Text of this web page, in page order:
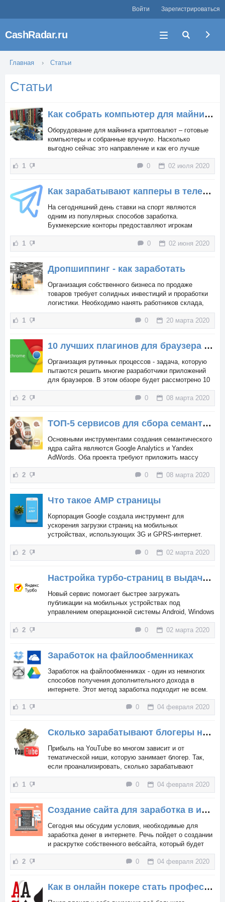
Войти Зарегистрироваться
CashRadar.ru
Главная Статьи
Статьи
Как собрать компьютер для майнинга криптовалюты
Оборудование для майнинга криптовалют – готовые
компьютеры и собранные вручную. Насколько
выгодно сейчас это направление и как его лучше
реализовать? О том, что такое биткоин и прочие
криптовалюты наслышаны многие, однако мало кто
понимает, откуда они вообще берутся и чем
1 0 02 июля 2020
Как зарабатывают капперы в телеграме?
На сегодняшний день ставки на спорт являются
одним из популярных способов заработка.
Букмекерские конторы предоставляют игрокам
лучшие коэффициенты и гарантированные выплаты,
правда, на заработки налагаются определенные
лимиты.
1 0 02 июня 2020
Дропшиппинг - как заработать
Организация собственного бизнеса по продаже
товаров требует солидных инвестиций и проработки
логистики. Необходимо нанять работников склада,
арендовать помещение, найти продавцов, купить
приборы учета, компьютерное оборудование.
1 0 20 марта 2020
10 лучших плагинов для браузера Chrome для SEO-специалистов
Организация рутинных процессов - задача, которую
пытаются решить многие разработчики приложений
для браузеров. В этом обзоре будет рассмотрено 10
лучших плагинов для Google Chrome, созданных для
вебмастеров и SEO-специалистов.
2 0 08 марта 2020
ТОП-5 сервисов для сбора семантического ядра
Основными инструментами создания семантического
ядра сайта являются Google Analytics и Yandex
AdWords. Оба проекта требуют приложить массу
усилий для поиска и анализа ключевых фраз.
2
0 08 марта 2020
Что такое AMP страницы
Корпорация Google создала инструмент для
ускорения загрузки страниц на мобильных
устройствах, использующих 3G и GPRS-интернет.
Загружаемый контент с вашего сайта хранится в кэше
2 0 02 марта 2020
Настройка турбо-страниц в выдаче Яндекс
Новый сервис помогает быстрее загружать
публикации на мобильных устройствах под
управлением операционной системы Android, Windows
Mobile, iOS. Вместо того, чтобы показывать новость
2 0 02 марта 2020
Заработок на файлообменниках
Заработок на файлообменниках - один из немногих
способов получения дополнительного дохода в
интернете. Этот метод заработка подходит не всем.
Кто-то попробовал и разочаровался, кому-то не
хватило усидчивости, а кому-то просто не повезло.
Но есть и люди, добившиеся успеха на этом
1 0 04 февраля 2020
Сколько зарабатывают блогеры на Ютубе?
Прибыль на YouTube во многом зависит и от
тематической ниши, которую занимает блогер. Так,
если проанализировать, сколько зарабатывают
блогеры на Ютубе, и соотнести уровень их доходов с
темами их каналов, к наиболее прибыльным
относятся обзоры гаджетов, в том числе мобильных
1 0 04 февраля 2020
Создание сайта для заработка в интернете: пошаговая инструкция
Сегодня мы обсудим условия, необходимые для
заработка денег в интернете. Речь пойдет о создании
и раскрутке собственного вебсайта, который будет
зарабатывать на партнерских программах, прямой
продаже рекламы, контекстной рекламе.
2 0 04 февраля 2020
Как в онлайн покере стать профессиональным игроком?